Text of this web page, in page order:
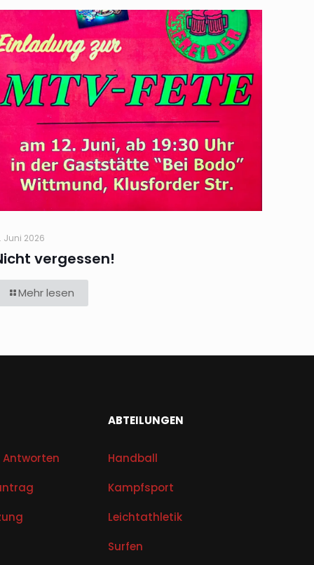
Juni 2026
vergessen!
Mehr lesen
ABTEILUNGEN
Handball
Kampfsport
Leichtathletik
Surfen